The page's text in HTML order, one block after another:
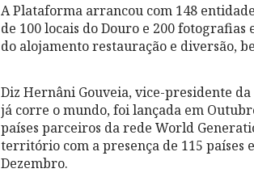
A Plataforma arrancou com 148
de 100 locais do Douro e 200
do alojamento restauração e diversão,
Diz Hernâni Gouveia, vice-presidente
já corre o mundo, foi lançada em
países parceiros da rede World
território com a presença de 115 países
Dezembro.